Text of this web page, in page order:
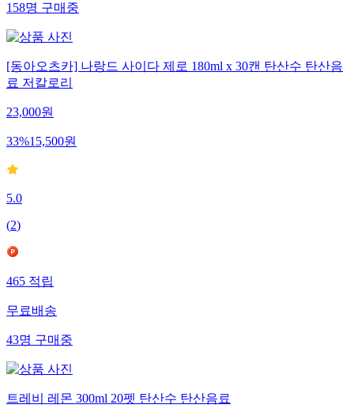
158명 구매중
[동아오츠카] 나랑드 사이다 제로 180ml x 30캔 탄산수 탄산음
료 저칼로리
23,000원
33%15,500원
5.0
(2)
465 적립
무료배송
43명 구매중
트레비 레몬 300ml 20펫 탄산수 탄산음료